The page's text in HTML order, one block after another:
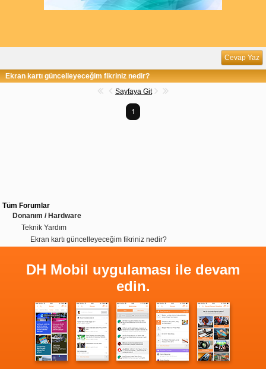
Cevap Yaz
Ekran kartı güncelleyeceğim fikriniz nedir?
Sayfaya Git
1
Tüm Forumlar
Donanım / Hardware
Teknik Yardım
Ekran kartı güncelleyeceğim fikriniz nedir?
DH Mobil uygulaması ile devam
edin.